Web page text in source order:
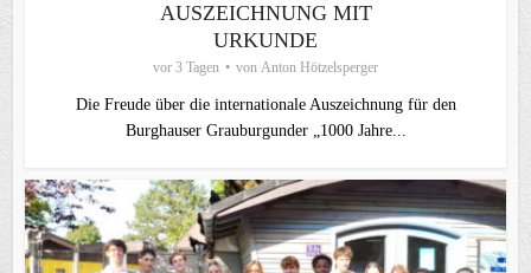
AUSZEICHNUNG MIT
URKUNDE
vor 3 Tagen von Anton Hötzelsperger
Die Freude über die internationale Auszeichnung für den
Burghauser Grauburgunder „1000 Jahre...